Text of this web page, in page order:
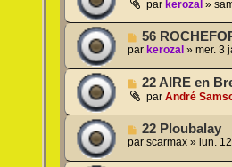
par kerozal »
56
par kerozal »mer. 3
22 AIRE en
parAndré
22 Ploubalay
parscarmax » lun.